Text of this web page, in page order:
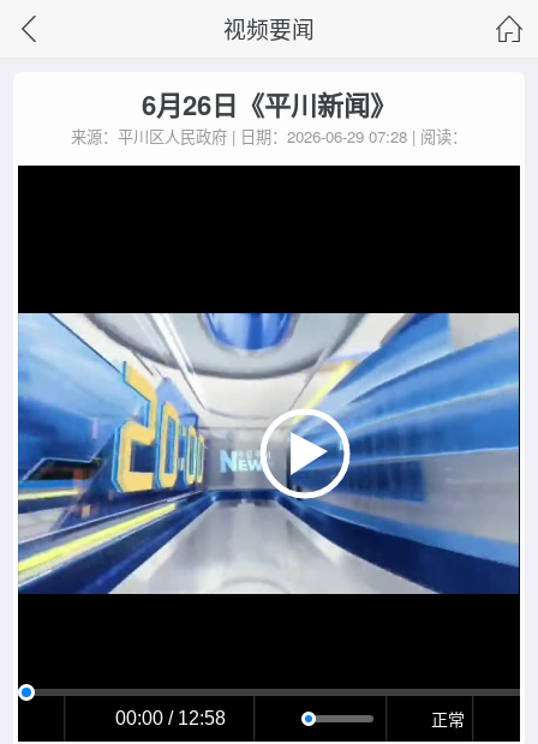
视频要闻
6月26日《平川新闻》
来源：平川区人民政府 | 日期：2026-06-29 07:28 | 阅读：
00:00 / 12:58 正常